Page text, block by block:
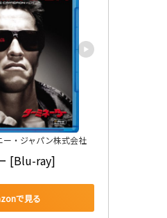
ー・ジャパン株式会社
[Blu-ray]
で見る